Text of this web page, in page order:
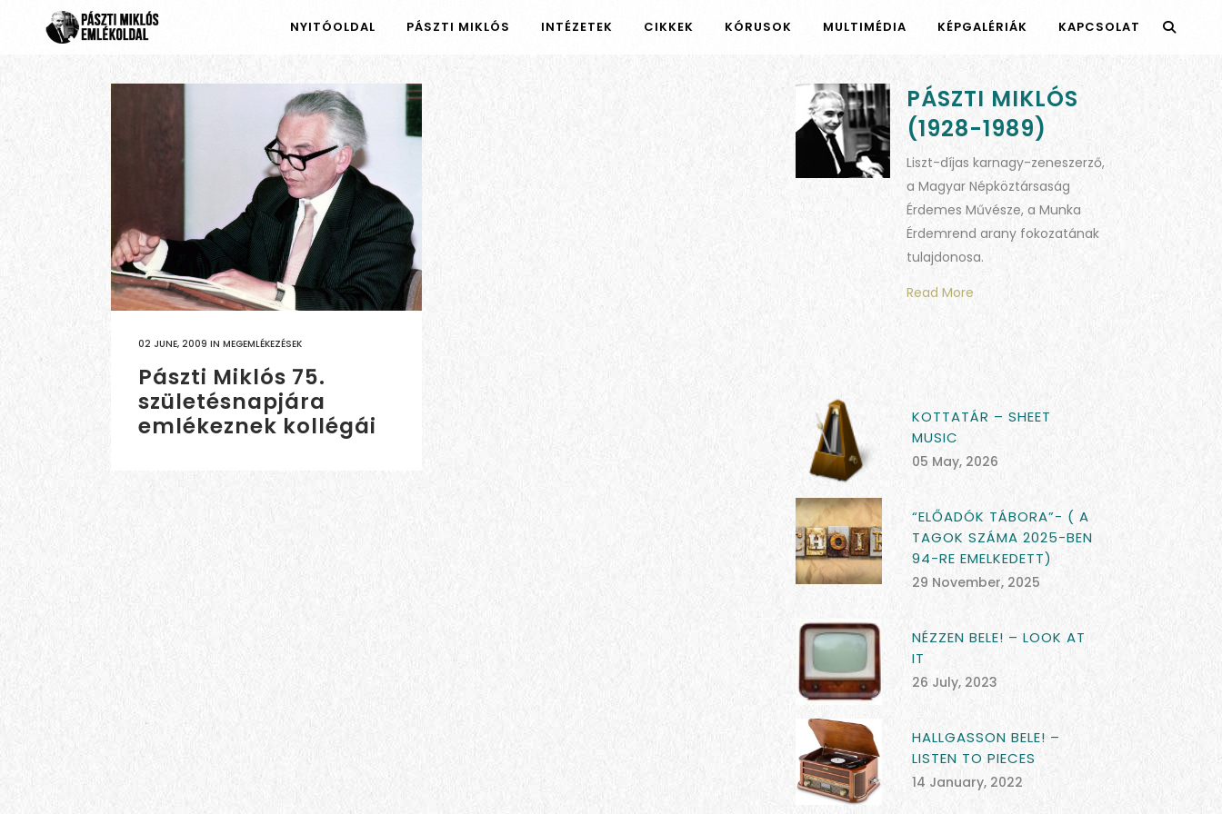
NYITÓOLDAL PÁSZTI MIKLÓS INTÉZETEK CIKKEK KÓRUSOK MULTIMÉDIA KÉPGALÉRIÁK KAPCSOLAT
02 JUNE, 2009 IN MEGEMLÉKEZÉSEK
Pászti Miklós 75.
születésnapjára
emlékeznek kollégái
PÁSZTI MIKLÓS
(1928-1989)
Liszt-díjas karnagy-zeneszerző,
a Magyar Népköztársaság
Érdemes Művésze, a Munka
Érdemrend arany fokozatának
tulajdonosa.
Read More
KOTTATÁR – SHEET
MUSIC
05 May, 2026
“ELŐADÓK TÁBORA”- ( A
TAGOK SZÁMA 2025-BEN
94-RE EMELKEDETT)
29 November, 2025
NÉZZEN BELE! – LOOK AT
IT
26 July, 2023
HALLGASSON BELE! –
LISTEN TO PIECES
14 January, 2022